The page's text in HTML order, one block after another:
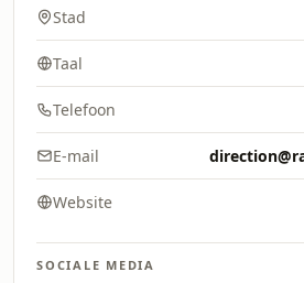
Stad
Taal
Telefoon
E-mail
Website
SOCIALE MEDIA